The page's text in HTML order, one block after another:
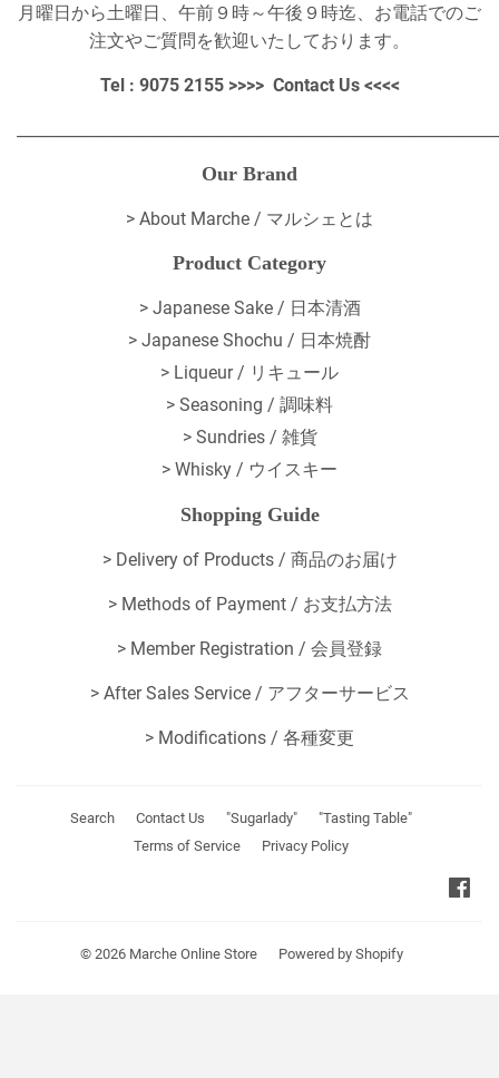
月曜日から土曜日、午前９時～午後９時迄、お電話でのご
注文やご質問を歓迎いたしております。
Tel : 9075 2155 >>>> Contact Us<<<<
Our Brand
> About Marche / マルシェとは
Product Category
> Japanese Sake / 日本清酒
> Japanese Shochu / 日本焼酎
> Liqueur / リキュール
> Seasoning / 調味料
> Sundries / 雑貨
> Whisky / ウイスキー
Shopping Guide
> Delivery of Products / 商品のお届け
> Methods of Payment / お支払方法
> Member Registration / 会員登録
> After Sales Service / アフターサービス
> Modifications / 各種変更
Search Contact Us "Sugarlady"
"Tasting Table"
Terms of Service
Privacy Policy
© 2026 Marche Online Store Powered by Shopify